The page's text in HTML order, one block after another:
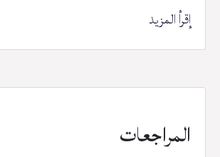
إقرأ المزيد
المراجعات